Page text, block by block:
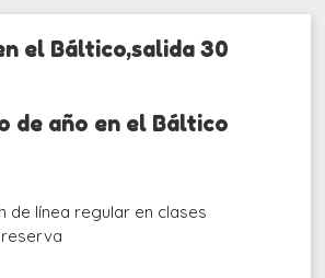
el Báltico,salida 30
de año en el Báltico
de línea regular en clases